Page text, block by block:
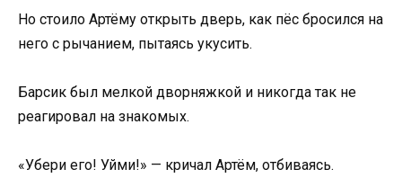
Но стоило Артёму открыть дверь, как пёс бросился на
него с рычанием, пытаясь укусить.
Барсик был мелкой дворняжкой и никогда так не
реагировал на знакомых.
«Убери его! Уйми!» — кричал Артём, отбиваясь.